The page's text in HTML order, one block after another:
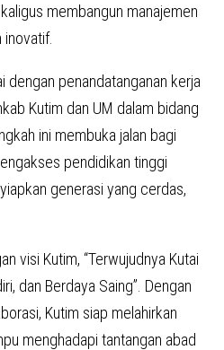
membangun manajemen
inovatif.
dengan penandatanganan kerja
Kutim dan UM dalam bidang
ini membuka jalan bagi
pendidikan tinggi
generasi yang cerdas,
visi Kutim, “Terwujudnya Kutai
dan Berdaya Saing”. Dengan
Kutim siap melahirkan
menghadapi tantangan abad